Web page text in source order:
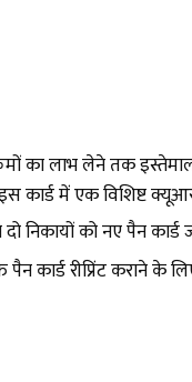
का लाभ लेने तक
इस कार्ड में एक विशिष्ट
निकायों को नए पैन
रीप्रिंट कराने के